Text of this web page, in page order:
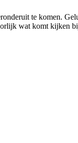
te komen.
wat komt kijken